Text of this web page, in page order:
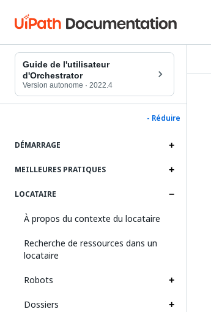
Guide de l'utilisateur
d'Orchestrator
Version autonome · 2022.4
- Réduire
DÉMARRAGE
MEILLEURES PRATIQUES
LOCATAIRE
À propos du contexte du locataire
Recherche de ressources dans un
locataire
Robots
Dossiers